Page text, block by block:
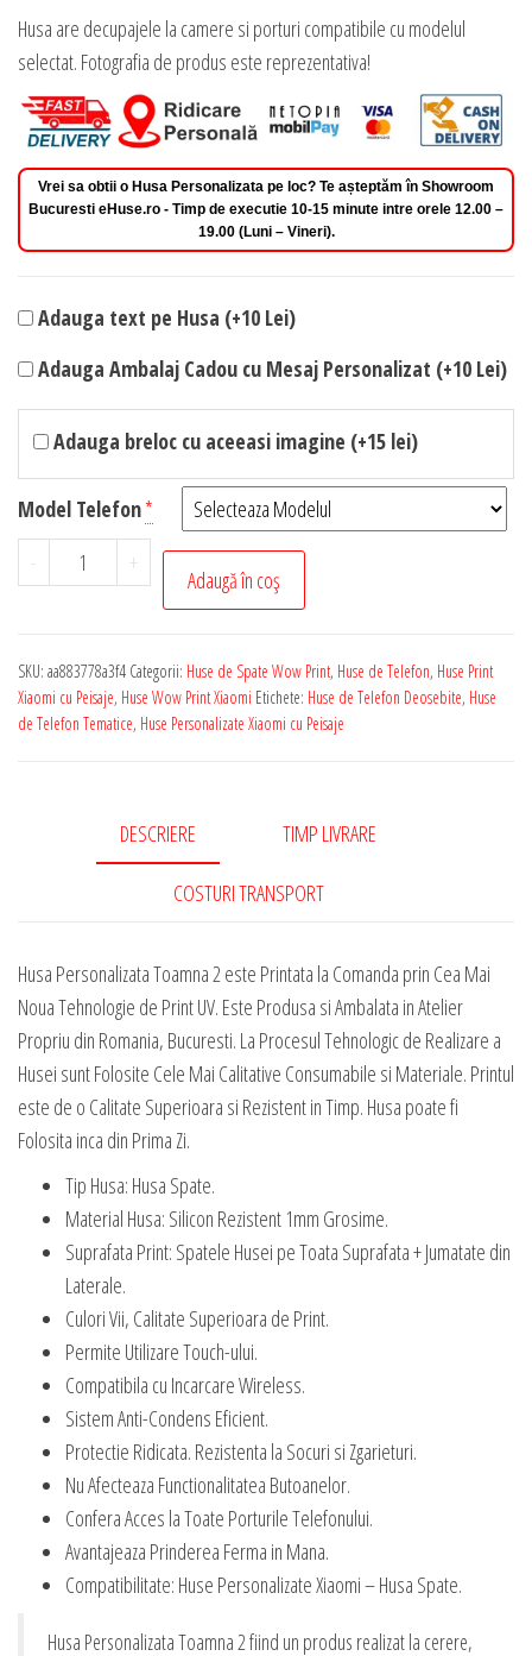
Husa are decupajele la camere si porturi compatibile cu modelul
selectat. Fotografia de produs este reprezentativa!
Vrei sa obtii o Husa Personalizata pe loc? Te așteptăm în Showroom
Bucuresti eHuse.ro - Timp de executie 10-15 minute intre orele 12.00 –
19.00 (Luni – Vineri).
Adauga text pe Husa (+10 Lei)
Adauga Ambalaj Cadou cu Mesaj Personalizat (+10 Lei)
Adauga breloc cu aceeasi imagine (+15 lei)
Model Telefon*
-
Cantitate
Husa
Personalizata
pentru
+
Adaugă în coș
SKU: aa883778a3f4 Categorii: Huse de Spate Wow Print, Huse de Telefon, Huse Print
Xiaomi cu Peisaje, Huse Wow Print Xiaomi Etichete: Huse de Telefon Deosebite, Huse
de Telefon Tematice, Huse Personalizate Xiaomi cu Peisaje
DESCRIERE TIMP LIVRARE
COSTURI TRANSPORT
Husa Personalizata Toamna 2 este Printata la Comanda prin Cea Mai
Noua Tehnologie de Print UV. Este Produsa si Ambalata in Atelier
Propriu din Romania, Bucuresti. La Procesul Tehnologic de Realizare a
Husei sunt Folosite Cele Mai Calitative Consumabile si Materiale. Printul
este de o Calitate Superioara si Rezistent in Timp. Husa poate fi
Folosita inca din Prima Zi.
Tip Husa: Husa Spate.
Material Husa: Silicon Rezistent 1mm Grosime.
Suprafata Print: Spatele Husei pe Toata Suprafata + Jumatate din
Laterale.
Culori Vii, Calitate Superioara de Print.
Permite Utilizare Touch-ului.
Compatibila cu Incarcare Wireless.
Sistem Anti-Condens Eficient.
Protectie Ridicata. Rezistenta la Socuri si Zgarieturi.
Nu Afecteaza Functionalitatea Butoanelor.
Confera Acces la Toate Porturile Telefonului.
Avantajeaza Prinderea Ferma in Mana.
Compatibilitate: Huse Personalizate Xiaomi – Husa Spate.
Husa Personalizata Toamna 2 fiind un produs realizat la cerere,